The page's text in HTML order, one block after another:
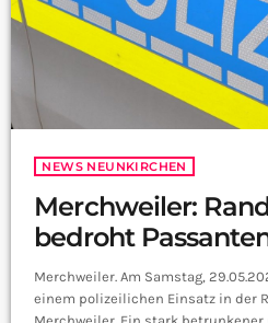
NEWS NEUNKIRCHEN
Merchweiler:
bedroht
Merchweiler. Am Samstag,
einem polizeilichen Einsatz in der